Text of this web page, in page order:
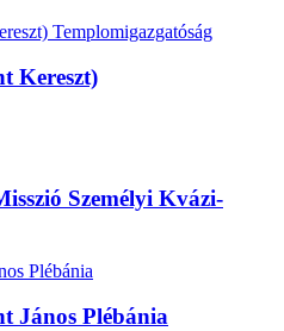
Kereszt)
Személyi Kvázi-
János Plébánia